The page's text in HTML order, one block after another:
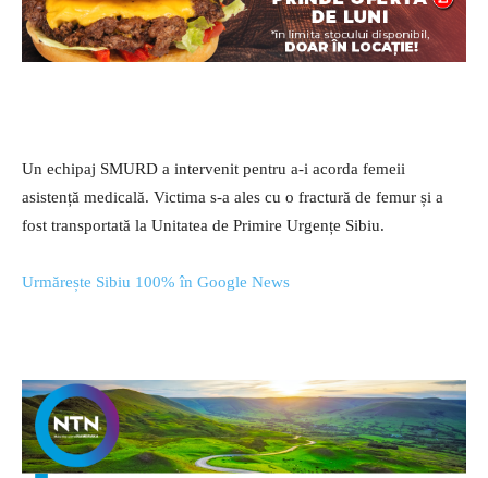
Un echipaj SMURD a intervenit pentru a-i acorda femeii
asistență medicală. Victima s-a ales cu o fractură de femur și a
fost transportată la Unitatea de Primire Urgențe Sibiu.
Urmărește Sibiu 100% în Google News